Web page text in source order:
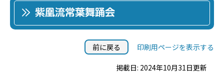
紫凰流常葉舞踊会
前に戻る 印刷用ページを表示する
掲載日: 2024年10月31日更新